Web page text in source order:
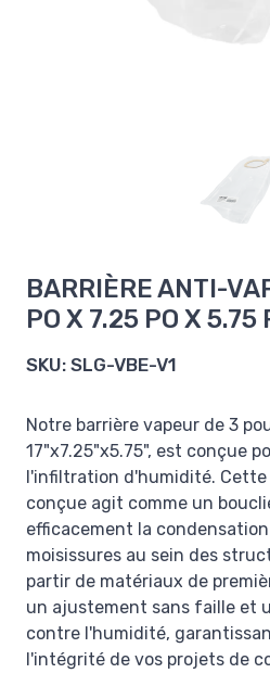
BARRIÈRE ANTI-
PO X 7.25 PO X 5.75
SKU: SLG-VBE-V1
Notre barrière vapeur de 3
17"x7.25"x5.75", est conçue
l'infiltration d'humidité. Cette
conçue agit comme un
efficacement la
moisissures au sein des
partir de matériaux de
un ajustement sans faille et
contre l'humidité,
l'intégrité de vos projets de